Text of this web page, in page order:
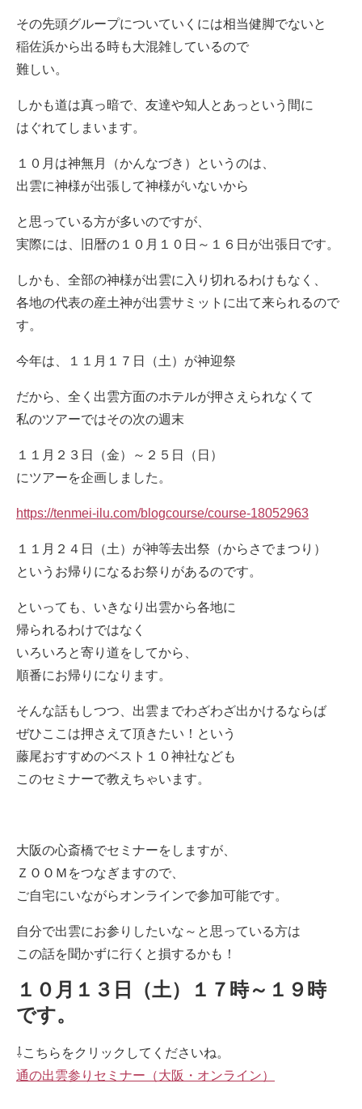
その先頭グループについていくには相当健脚でないと
稲佐浜から出る時も大混雑しているので
難しい。
しかも道は真っ暗で、友達や知人とあっという間に
はぐれてしまいます。
１０月は神無月（かんなづき）というのは、
出雲に神様が出張して神様がいないから
と思っている方が多いのですが、
実際には、旧暦の１０月１０日～１６日が出張日です。
しかも、全部の神様が出雲に入り切れるわけもなく、
各地の代表の産土神が出雲サミットに出て来られるので
す。
今年は、１１月１７日（土）が神迎祭
だから、全く出雲方面のホテルが押さえられなくて
私のツアーではその次の週末
１１月２３日（金）～２５日（日）
にツアーを企画しました。
https://tenmei-ilu.com/blogcourse/course-18052963
１１月２４日（土）が神等去出祭（からさでまつり）
というお帰りになるお祭りがあるのです。
といっても、いきなり出雲から各地に
帰られるわけではなく
いろいろと寄り道をしてから、
順番にお帰りになります。
そんな話もしつつ、出雲までわざわざ出かけるならば
ぜひここは押さえて頂きたい！という
藤尾おすすめのベスト１０神社なども
このセミナーで教えちゃいます。
大阪の心斎橋でセミナーをしますが、
ＺＯＯＭをつなぎますので、
ご自宅にいながらオンラインで参加可能です。
自分で出雲にお参りしたいな～と思っている方は
この話を聞かずに行くと損するかも！
１０月１３日（土）１７時～１９時
です。
⇩こちらをクリックしてくださいね。
通の出雲参りセミナー（大阪・オンライン）